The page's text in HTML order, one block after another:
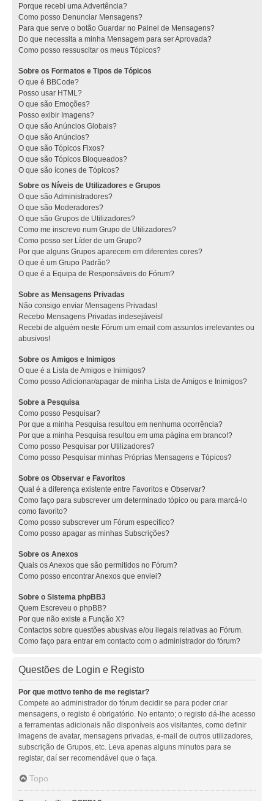
Porque recebi uma Advertência?
Como posso Denunciar Mensagens?
Para que serve o botão Guardar no Painel de Mensagens?
Do que necessita a minha Mensagem para ser Aprovada?
Como posso ressuscitar os meus Tópicos?
Sobre os Formatos e Tipos de Tópicos
O que é BBCode?
Posso usar HTML?
O que são Emoções?
Posso exibir Imagens?
O que são Anúncios Globais?
O que são Anúncios?
O que são Tópicos Fixos?
O que são Tópicos Bloqueados?
O que são ícones de Tópicos?
Sobre os Níveis de Utilizadores e Grupos
O que são Administradores?
O que são Moderadores?
O que são Grupos de Utilizadores?
Como me inscrevo num Grupo de Utilizadores?
Como posso ser Líder de um Grupo?
Por que alguns Grupos aparecem em diferentes cores?
O que é um Grupo Padrão?
O que é a Equipa de Responsáveis do Fórum?
Sobre as Mensagens Privadas
Não consigo enviar Mensagens Privadas!
Recebo Mensagens Privadas indesejáveis!
Recebi de alguém neste Fórum um email com assuntos irrelevantes ou
abusivos!
Sobre os Amigos e Inimigos
O que é a Lista de Amigos e Inimigos?
Como posso Adicionar/apagar de minha Lista de Amigos e Inimigos?
Sobre a Pesquisa
Como posso Pesquisar?
Por que a minha Pesquisa resultou em nenhuma ocorrência?
Por que a minha Pesquisa resultou em uma página em branco!?
Como posso Pesquisar por Utilizadores?
Como posso Pesquisar minhas Próprias Mensagens e Tópicos?
Sobre os Observar e Favoritos
Qual é a diferença existente entre Favoritos e Observar?
Como faço para subscrever um determinado tópico ou para marcá-lo
como favorito?
Como posso subscrever um Fórum específico?
Como posso apagar as minhas Subscrições?
Sobre os Anexos
Quais os Anexos que são permitidos no Fórum?
Como posso encontrar Anexos que enviei?
Sobre o Sistema phpBB3
Quem Escreveu o phpBB?
Por que não existe a Função X?
Contactos sobre questões abusivas e/ou ilegais relativas ao Fórum.
Como faço para entrar em contacto com o administrador do fórum?
Questões de Login e Registo
Por que motivo tenho de me registar?
Compete ao administrador do fórum decidir se para poder criar
mensagens, o registo é obrigatório. No entanto; o registo dá-lhe acesso
a ferramentas adicionais não disponíveis aos visitantes, como definir
imagens de avatar, mensagens privadas, e-mail de outros utilizadores,
subscrição de Grupos, etc. Leva apenas alguns minutos para se
registar, daí ser recomendável que o faça.
Topo